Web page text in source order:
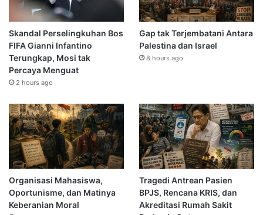
Skandal Perselingkuhan Bos
FIFA Gianni Infantino
Terungkap, Mosi tak
Percaya Menguat
2 hours ago
Gap tak Terjembatani Antara
Palestina dan Israel
8 hours ago
Organisasi Mahasiswa,
Oportunisme, dan Matinya
Keberanian Moral
Tragedi Antrean Pasien
BPJS, Rencana KRIS, dan
Akreditasi Rumah Sakit